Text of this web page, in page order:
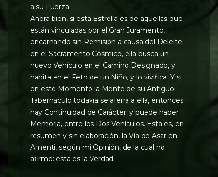
a su Fuerza.
Ahora bien, si esta Estrella es de aquellas que
están vinculadas por el Gran Juramento,
encarnando sin Remisión a causa del Deleite
en el Sacramento Cósmico, ella busca un
nuevo Vehículo en el Camino Designado, y
habita en el Feto de un Niño, y lo vivifica. Y si
en este Momento la Mente de su Antiguo
Tabernáculo todavía se aferra a ella, entonces
hay Continuidad de Carácter, y puede haber
Memoria, entre los Dos Vehículos. Esta es, en
resumen y sin elaboración, la Vía de Asar en
Amenti, según mi Opinión, de la cual no
afirmo: esta es la Verdad.